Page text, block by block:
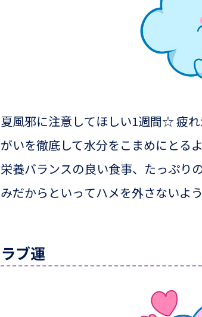
夏風邪に注意してほしい1週間☆ 疲
がいを徹底して水分をこまめにとる
栄養バランスの良い食事、たっぷり
みだからといってハメを外さないよ
ラブ運